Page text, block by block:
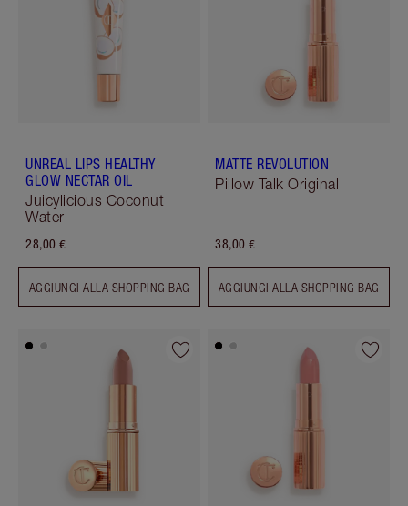
UNREAL LIPS HEALTHY
GLOW NECTAR OIL
Juicylicious Coconut
Water
28,00 €
AGGIUNGI ALLA SHOPPING BAG
MATTE REVOLUTION
Pillow Talk Original
38,00 €
AGGIUNGI ALLA SHOPPING BAG